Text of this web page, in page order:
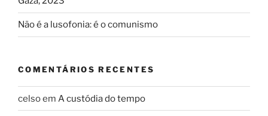
Não é a lusofonia: é o comunismo
COMENTÁRIOS RECENTES
celsoem A custódia do tempo